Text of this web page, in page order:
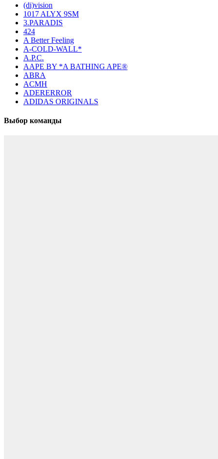
(di)vision
1017 ALYX 9SM
3.PARADIS
424
A Better Feeling
A-COLD-WALL*
A.P.C.
AAPE BY *A BATHING APE®
ABRA
ACMH
ADERERROR
ADIDAS ORIGINALS
Выбор команды